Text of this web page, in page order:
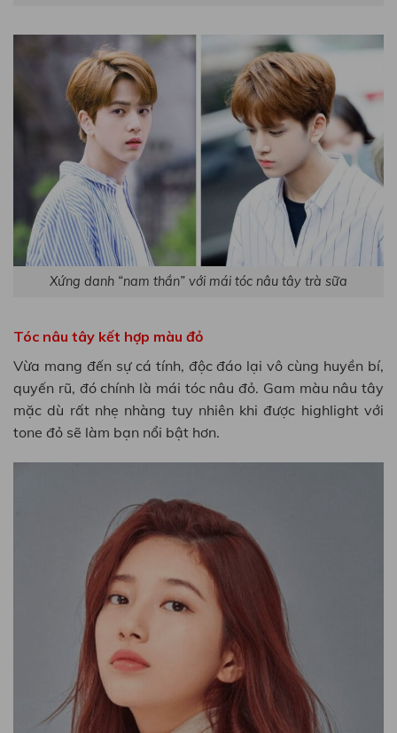
Xứng danh “nam thần” với mái tóc nâu tây trà sữa
Tóc nâu tây kết hợp màu đỏ
Vừa mang đến sự cá tính, độc đáo lại vô cùng huyền bí,
quyến rũ, đó chính là mái tóc nâu đỏ. Gam màu nâu tây
mặc dù rất nhẹ nhàng tuy nhiên khi được highlight với
tone đỏ sẽ làm bạn nổi bật hơn.